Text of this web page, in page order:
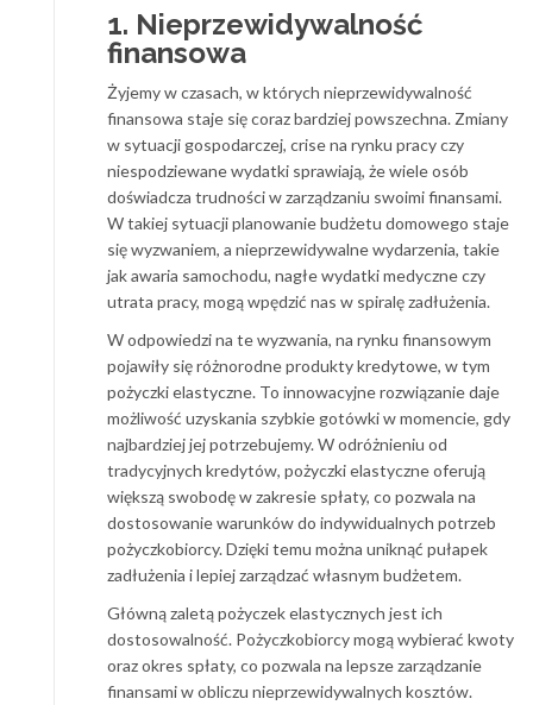
1. Nieprzewidywalność
finansowa
Żyjemy w czasach, w których nieprzewidywalność
finansowa staje się coraz bardziej powszechna. Zmiany
w sytuacji gospodarczej, crise na rynku pracy czy
niespodziewane wydatki sprawiają, że wiele osób
doświadcza trudności w zarządzaniu swoimi finansami.
W takiej sytuacji planowanie budżetu domowego staje
się wyzwaniem, a nieprzewidywalne wydarzenia, takie
jak awaria samochodu, nagłe wydatki medyczne czy
utrata pracy, mogą wpędzić nas w spiralę zadłużenia.
W odpowiedzi na te wyzwania, na rynku finansowym
pojawiły się różnorodne produkty kredytowe, w tym
pożyczki elastyczne. To innowacyjne rozwiązanie daje
możliwość uzyskania szybkie gotówki w momencie, gdy
najbardziej jej potrzebujemy. W odróżnieniu od
tradycyjnych kredytów, pożyczki elastyczne oferują
większą swobodę w zakresie spłaty, co pozwala na
dostosowanie warunków do indywidualnych potrzeb
pożyczkobiorcy. Dzięki temu można uniknąć pułapek
zadłużenia i lepiej zarządzać własnym budżetem.
Główną zaletą pożyczek elastycznych jest ich
dostosowalność. Pożyczkobiorcy mogą wybierać kwoty
oraz okres spłaty, co pozwala na lepsze zarządzanie
finansami w obliczu nieprzewidywalnych kosztów.